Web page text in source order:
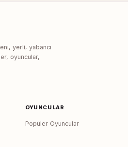
yerli, yabancı
oyuncular,
OYUNCULAR
Popüler Oyuncular